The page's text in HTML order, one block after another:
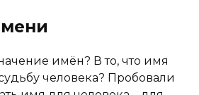
имён? В то, что имя
человека? Пробовали